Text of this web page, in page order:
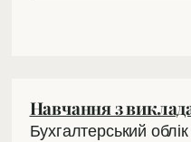
Навчання з
Бухгалтерський